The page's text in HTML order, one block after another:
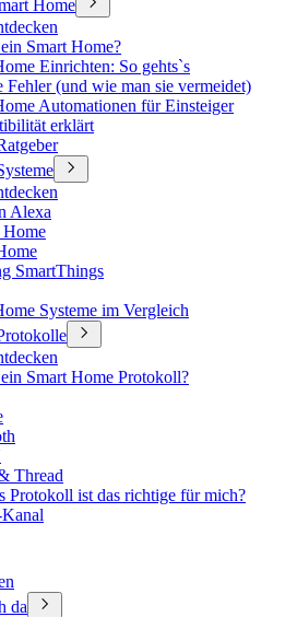
Home
Smart Home?
Einrichten: So gehts`s
Fehler (und wie man sie vermeidet)
Automationen für Einsteiger
erklärt
Alexa
SmartThings
Systeme im Vergleich
Smart Home Protokoll?
Thread
Protokoll ist das richtige für mich?
da